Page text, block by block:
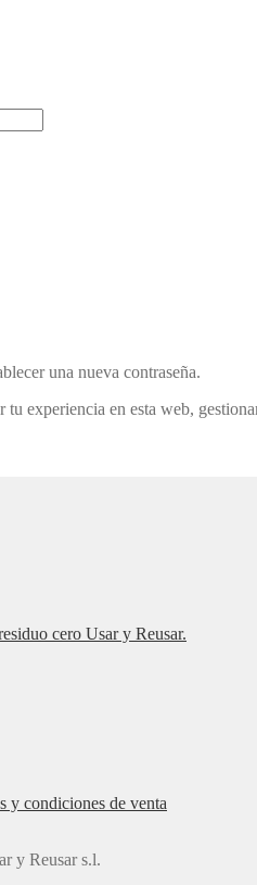
una nueva contraseña.
experiencia en esta web,
cero Usar y Reusar.
y condiciones de venta
y Reusar s.l.